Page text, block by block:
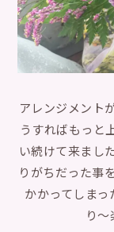
アレンジメント
うすればもっと
い続けて来まし
りがちだった事
かかってしま
り